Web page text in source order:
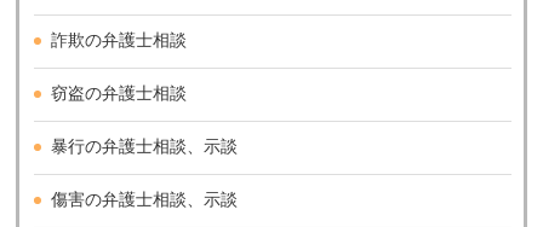
詐欺の弁護士相談
窃盗の弁護士相談
暴行の弁護士相談、示談
傷害の弁護士相談、示談